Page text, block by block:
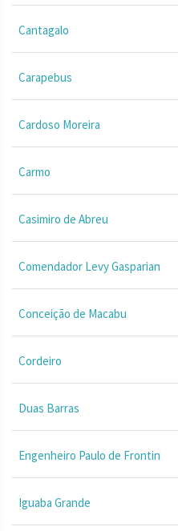
Cantagalo
Carapebus
Cardoso Moreira
Carmo
Casimiro de Abreu
Comendador Levy Gasparian
Conceição de Macabu
Cordeiro
Duas Barras
Engenheiro Paulo de Frontin
Iguaba Grande